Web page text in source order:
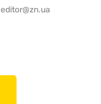
editor@zn.ua